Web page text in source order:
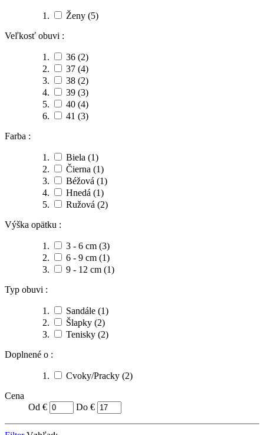
Ženy (5)
Veľkosť obuvi :
36 (2)
37 (4)
38 (2)
39 (3)
40 (4)
41 (3)
Farba :
Biela (1)
Čierna (1)
Béžová (1)
Hnedá (1)
Ružová (2)
Výška opätku :
3 - 6 cm (3)
6 - 9 cm (1)
9 - 12 cm (1)
Typ obuvi :
Sandále (1)
Šlapky (2)
Tenisky (2)
Doplnené o :
Cvoky/Pracky (2)
Cena
Od €
Do €